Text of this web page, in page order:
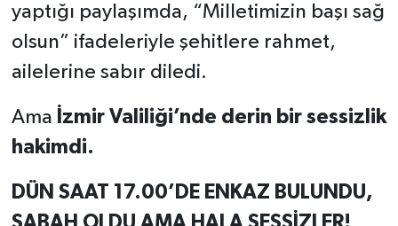
yaptığı paylaşımda, “Milletimizin başı sağ
olsun” ifadeleriyle şehitlere rahmet,
ailelerine sabır diledi.
Ama İzmir Valiliği’nde derin bir sessizlik
hakimdi.
DÜN SAAT 17.00’DE ENKAZ BULUNDU,